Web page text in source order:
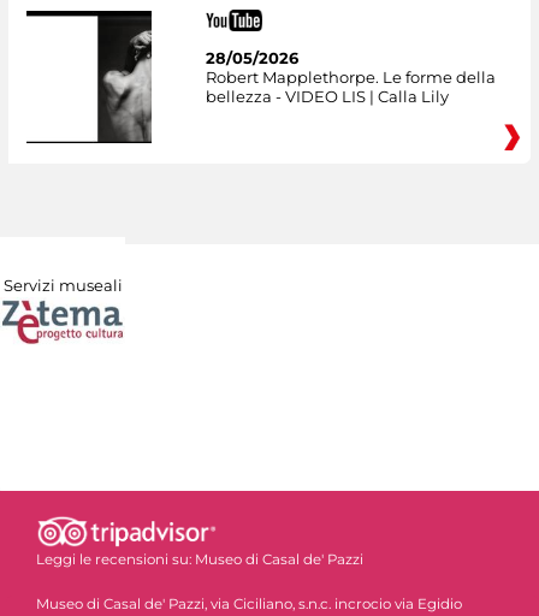
28/05/2026
Robert Mapplethorpe. Le forme della
bellezza - VIDEO LIS | Calla Lily
Servizi museali
Leggi le recensioni su: Museo di Casal de' Pazzi
Museo di Casal de' Pazzi, via Ciciliano, s.n.c. incrocio via Egidio